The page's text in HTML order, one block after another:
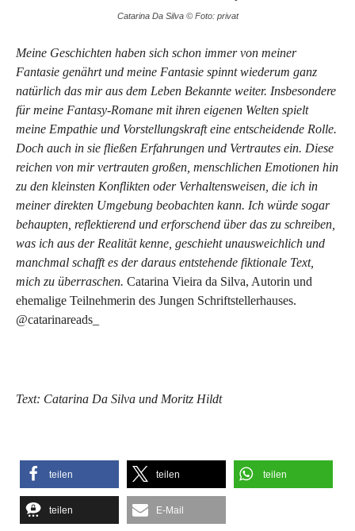
Catarina Da Silva © Foto: privat
Meine Geschichten haben sich schon immer von meiner
Fantasie genährt und meine Fantasie spinnt wiederum ganz
natürlich das mir aus dem Leben Bekannte weiter. Insbesondere
für meine Fantasy-Romane mit ihren eigenen Welten spielt
meine Empathie und Vorstellungskraft eine entscheidende Rolle.
Doch auch in sie fließen Erfahrungen und Vertrautes ein. Diese
reichen von mir vertrauten großen, menschlichen Emotionen hin
zu den kleinsten Konflikten oder Verhaltensweisen, die ich in
meiner direkten Umgebung beobachten kann. Ich würde sogar
behaupten, reflektierend und erforschend über das zu schreiben,
was ich aus der Realität kenne, geschieht unausweichlich und
manchmal schafft es der daraus entstehende fiktionale Text,
mich zu überraschen. Catarina Vieira da Silva, Autorin und
ehemalige Teilnehmerin des Jungen Schriftstellerhauses.
@catarinareads_
Text: Catarina Da Silva und Moritz Hildt
teilen teilen teilen
teilen E-Mail